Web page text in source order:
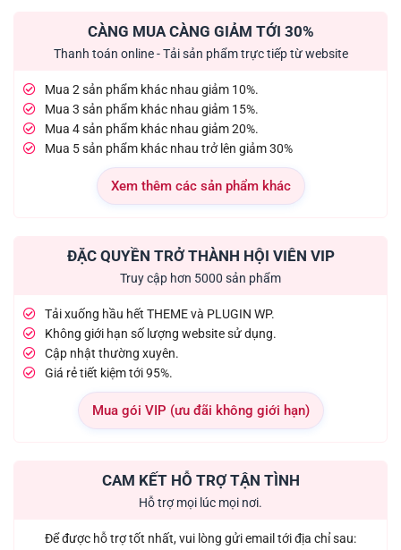
CÀNG MUA CÀNG GIẢM TỚI 30%
Thanh toán online - Tải sản phẩm trực tiếp từ website
Mua 2 sản phẩm khác nhau giảm 10%.
Mua 3 sản phẩm khác nhau giảm 15%.
Mua 4 sản phẩm khác nhau giảm 20%.
Mua 5 sản phẩm khác nhau trở lên giảm 30%
Xem thêm các sản phẩm khác
ĐẶC QUYỀN TRỞ THÀNH HỘI VIÊN VIP
Truy cập hơn 5000 sản phẩm
Tải xuống hầu hết THEME và PLUGIN WP.
Không giới hạn số lượng website sử dụng.
Cập nhật thường xuyên.
Giá rẻ tiết kiệm tới 95%.
Mua gói VIP (ưu đãi không giới hạn)
CAM KẾT HỖ TRỢ TẬN TÌNH
Hỗ trợ mọi lúc mọi nơi.
Để được hỗ trợ tốt nhất, vui lòng gửi email tới địa chỉ sau: